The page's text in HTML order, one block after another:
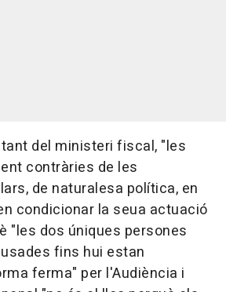
del ministeri fiscal, "les
contràries de les
de naturalesa política, en
condicionar la seua actuació
"les dos úniques persones
fins hui estan
ferma" per l'Audiència i